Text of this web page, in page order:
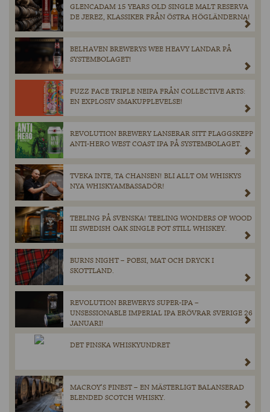
GLENCADAM 15 YEARS OLD SINGLE MALT RESERVA
DE JEREZ, KLASSIKER FRÅN ÖSTRA HÖGLÄNDERNA!
BELHAVEN BREWERYS WEE HEAVY LANDAR PÅ
SYSTEMBOLAGET!
FUZZ FACE TRIPLE NEIPA FRÅN COLLECTIVE ARTS:
EN EXPLOSIV SMAKUPPLEVELSE!
REVOLUTION BREWERY LANSERAR SITT FLAGGSKEPP
ANTI-HERO WEST COAST IPA PÅ SYSTEMBOLAGET.
TVEKA INTE, TA CHANSEN! BLI ALLT OM WHISKYS
NYA WHISKYAMBASSADÖR!
TEELING PÅ SVENSKA! TEELING WONDERS OF WOOD
III SWEDISH OAK SINGLE POT STILL WHISKEY.
BURNS NIGHT – POESI, MAT OCH DRYCK I
SKOTTLAND.
REVOLUTION BREWERYS SUPER-IPA –
UNSESSIONABLE IMPERIAL IPA ERÖVRAR SVERIGE 26
JANUARI!
DET FINSKA WHISKYUNDRET
MACROY’S FINEST – EN MÄSTERLIGT BALANSERAD
BLENDED SCOTCH WHISKY.